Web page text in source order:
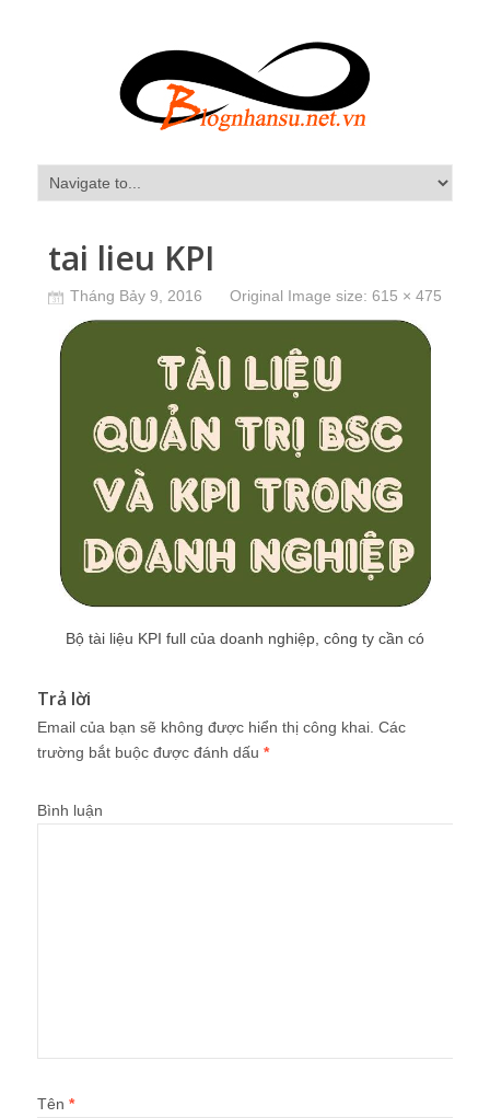
tai lieu KPI
Tháng Bảy 9, 2016 Original Image size: 615 × 475
Bộ tài liệu KPI full của doanh nghiệp, công ty cần có
Trả lời
Email của bạn sẽ không được hiển thị công khai. Các
trường bắt buộc được đánh dấu *
Bình luận
Tên *